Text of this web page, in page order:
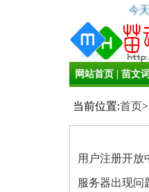
今
网站首页 苗文
当前位置:首页
用户注册开放
服务器出现问